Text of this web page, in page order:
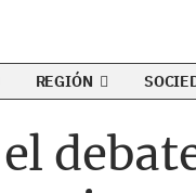
REGIÓN